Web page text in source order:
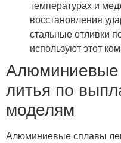
температурах и
восстановления
стальные отливки
используют этот
Алюминиевые
литья по
моделям
Алюминиевые сплавы